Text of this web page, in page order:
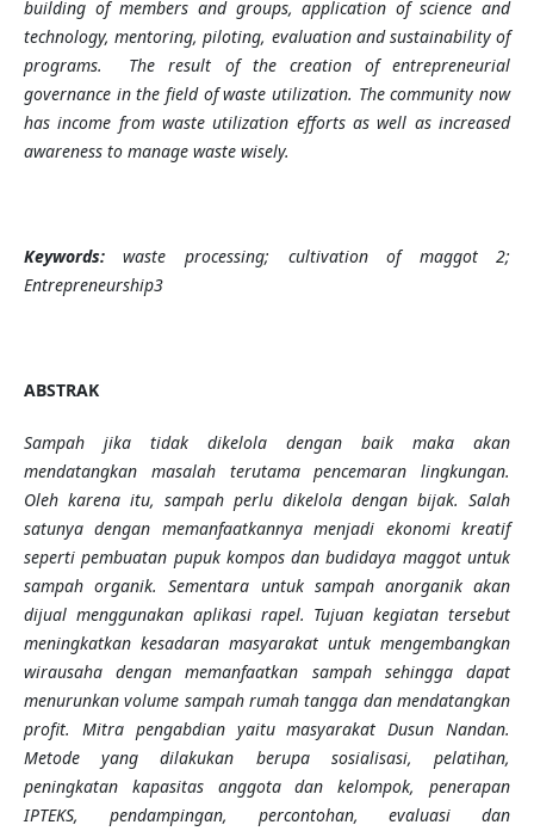
building of members and groups, application of science and
technology, mentoring, piloting, evaluation and sustainability of
programs. The result of the creation of entrepreneurial
governance in the field of waste utilization. The community now
has income from waste utilization efforts as well as increased
awareness to manage waste wisely.
Keywords:
waste processing; cultivation of maggot 2;
Entrepreneurship3
ABSTRAK
Sampah jika tidak dikelola dengan baik maka akan
mendatangkan masalah terutama pencemaran lingkungan.
Oleh karena itu, sampah perlu dikelola dengan bijak. Salah
satunya dengan memanfaatkannya menjadi ekonomi kreatif
seperti pembuatan pupuk kompos dan budidaya maggot untuk
sampah organik. Sementara untuk sampah anorganik akan
dijual menggunakan aplikasi rapel. Tujuan kegiatan tersebut
meningkatkan kesadaran masyarakat untuk mengembangkan
wirausaha dengan memanfaatkan sampah sehingga dapat
menurunkan volume sampah rumah tangga dan mendatangkan
profit. Mitra pengabdian yaitu masyarakat Dusun Nandan.
Metode yang dilakukan berupa sosialisasi, pelatihan,
peningkatan kapasitas anggota dan kelompok, penerapan
IPTEKS, pendampingan, percontohan, evaluasi dan